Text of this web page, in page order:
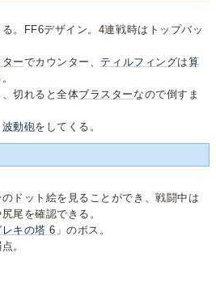
。FF6デザイン。4連戦時はトップバッ
ーでカウンター、 ティルフィングは算
切れると全体ブラスター なので倒すま
波動砲をしてくる。
ドット絵を見ることができ、戦闘中は
尾を確認できる。
レキの塔 6 」のボス。
。